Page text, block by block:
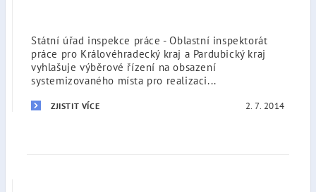
Státní úřad inspekce práce - Oblastní inspektorát
práce pro Královéhradecký kraj a Pardubický kraj
vyhlašuje výběrové řízení na obsazení
systemizovaného místa pro realizaci...
ZJISTIT VÍCE 2. 7. 2014